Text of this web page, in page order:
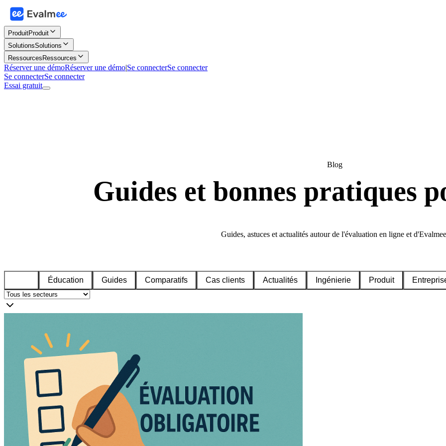
ProduitProduit
SolutionsSolutions
Ressources Ressources
Réserver une démoRéserver une démo|Se connecterSe connecter
Se connecterSe connecter
Essai gratuit
Blog
Guides et bonnes pratiques
Guides, astuces et actualités autour de l'évaluation en ligne et
Éducation Guides Comparatifs Cas clients Actualités Ingénierie Produit